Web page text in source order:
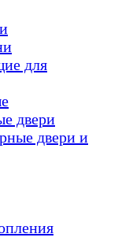
для
двери
двери и